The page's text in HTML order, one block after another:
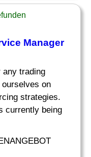
Manager
any trading
on
strategies.
currently being